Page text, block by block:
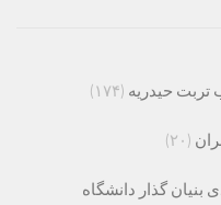
حیدریه (۱۷۴)
(۲۰)
گذار دانشگاه